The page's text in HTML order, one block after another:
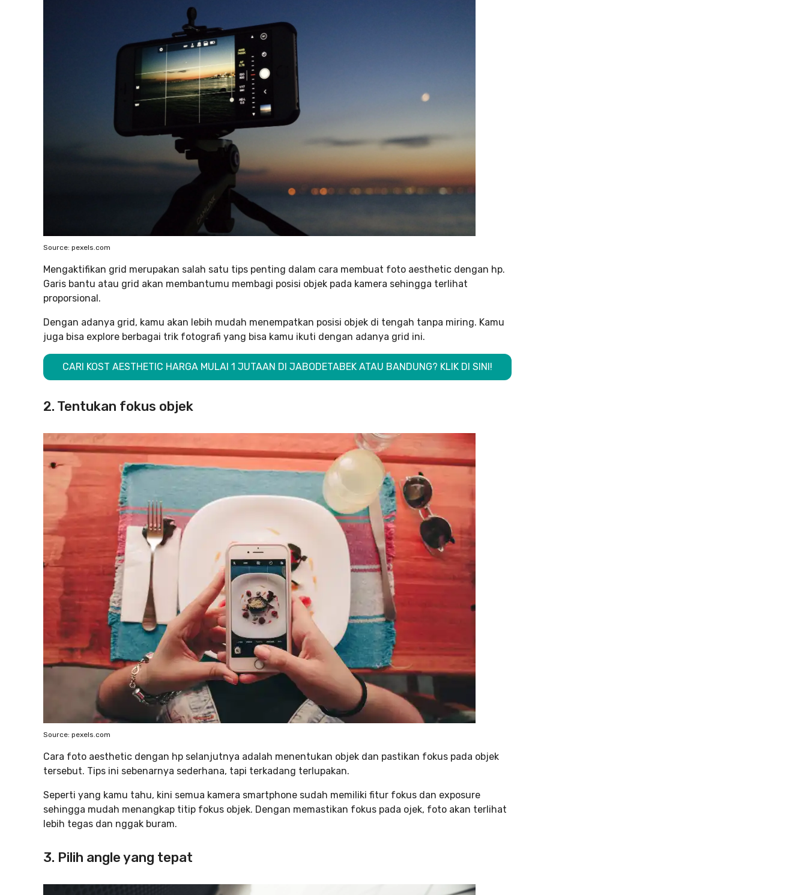
Source: pexels.com
Mengaktifikan grid merupakan salah satu tips penting dalam cara membuat foto aesthetic dengan hp.
Garis bantu atau grid akan membantumu membagi posisi objek pada kamera sehingga terlihat
proporsional.
Dengan adanya grid, kamu akan lebih mudah menempatkan posisi objek di tengah tanpa miring. Kamu
juga bisa explore berbagai trik fotografi yang bisa kamu ikuti dengan adanya grid ini.
CARI KOST AESTHETIC HARGA MULAI 1 JUTAAN DI JABODETABEK ATAU BANDUNG? KLIK DI SINI!
2. Tentukan fokus objek
Source: pexels.com
Cara foto aesthetic dengan hp selanjutnya adalah menentukan objek dan pastikan fokus pada objek
tersebut. Tips ini sebenarnya sederhana, tapi terkadang terlupakan.
Seperti yang kamu tahu, kini semua kamera smartphone sudah memiliki fitur fokus dan exposure
sehingga mudah menangkap titip fokus objek. Dengan memastikan fokus pada ojek, foto akan terlihat
lebih tegas dan nggak buram.
3. Pilih angle yang tepat